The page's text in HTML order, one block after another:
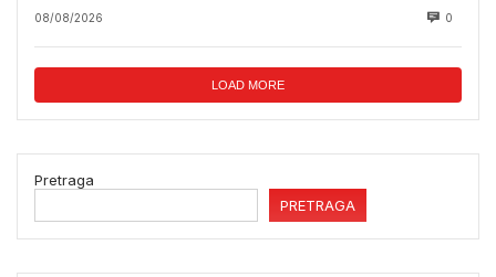
08/08/2026 0
LOAD MORE
Pretraga
PRETRAGA